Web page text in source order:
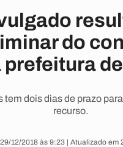
do
prefeitura
tem dois dias de prazo
recurso.
12/2018 às 9:23 | Atualizado em